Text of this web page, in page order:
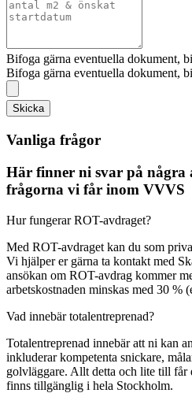
Bifoga gärna eventuella dokument,
Bifoga gärna eventuella dokument,
Skicka
Vanliga frågor
Här finner ni svar på några
frågorna vi får inom VVVS
Hur fungerar ROT-avdraget?
Med ROT-avdraget kan du som
Vi hjälper er gärna ta kontakt med
ansökan om ROT-avdrag kommer
arbetskostnaden minskas med 30 %
Vad innebär totalentreprenad?
Totalentreprenad innebär att ni kan
inkluderar kompetenta snickare,
golvläggare. Allt detta och lite till
finns tillgänglig i hela Stockholm.